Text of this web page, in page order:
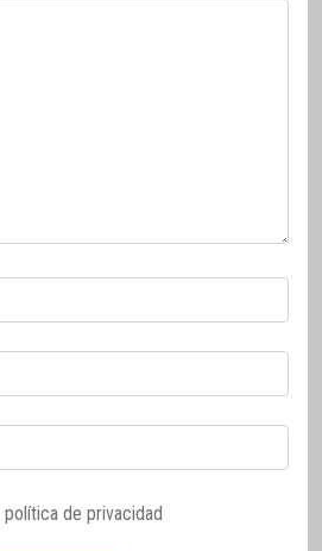
política de privacidad